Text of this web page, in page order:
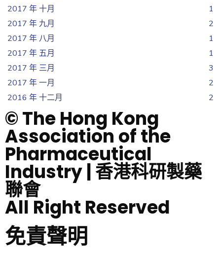
2017 年 十月
1
2017 年 九月
2
2017 年 八月
1
2017 年 五月
1
2017 年 三月
3
2017 年 一月
2
2016 年 十二月
2
© The Hong Kong
Association of the
Pharmaceutical
Industry | 香港科研製藥
聯會
All Right Reserved
免責聲明